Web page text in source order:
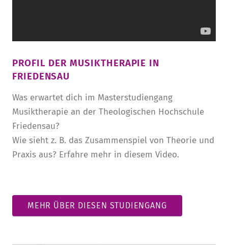
PROFIL DER MUSIKTHERAPIE IN
FRIEDENSAU
Was erwartet dich im Masterstudiengang
Musiktherapie an der Theologischen Hochschule
Friedensau?
Wie sieht z. B. das Zusammenspiel von Theorie und
Praxis aus? Erfahre mehr in diesem Video.
MEHR ÜBER DIESEN STUDIENGANG